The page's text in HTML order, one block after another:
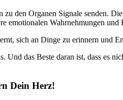
den Organen Signale senden.
emotionalen Wahrnehmungen
sich an Dinge zu erinnern und
das Beste daran ist, dass es
Dein Herz!